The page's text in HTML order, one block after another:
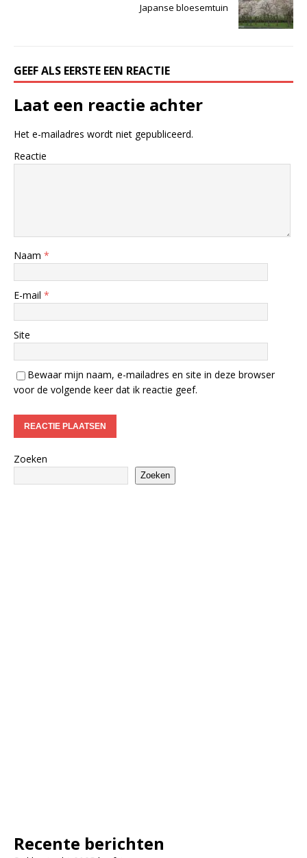
Japanse bloesemtuin
GEEF ALS EERSTE EEN REACTIE
Laat een reactie achter
Het e-mailadres wordt niet gepubliceerd.
Reactie
Naam *
E-mail *
Site
Bewaar mijn naam, e-mailadres en site in deze browser
voor de volgende keer dat ik reactie geef.
Zoeken
Zoeken
Recente berichten